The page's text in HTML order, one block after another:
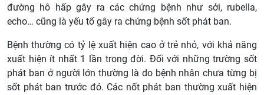
đường hô hấp gây ra các chứng bệnh như sởi, rubella,
echo… cũng là yếu tố gây ra chứng bệnh sốt phát ban.
Bệnh thường có tỷ lệ xuất hiện cao ở trẻ nhỏ, với khả năng
xuất hiện ít nhất 1 lần trong đời. Đối với những trường sốt
phát ban ở người lớn thường là do bệnh nhân chưa từng bị
sốt phát ban trước đó. Các nốt phát ban thường xuất hiện